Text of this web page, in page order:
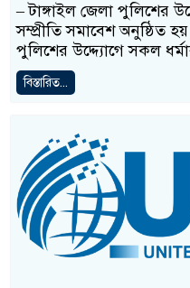
– টাঙ্গাইল জেলা পুলিশের
সম্প্রীতি সমাবেশ অনুষ্ঠিত
পুলিশের উদ্দ্যোগে সকল
বিস্তারিত...